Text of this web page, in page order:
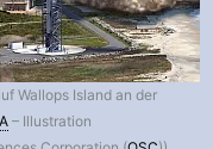
Wallops Island an der
– Illustration